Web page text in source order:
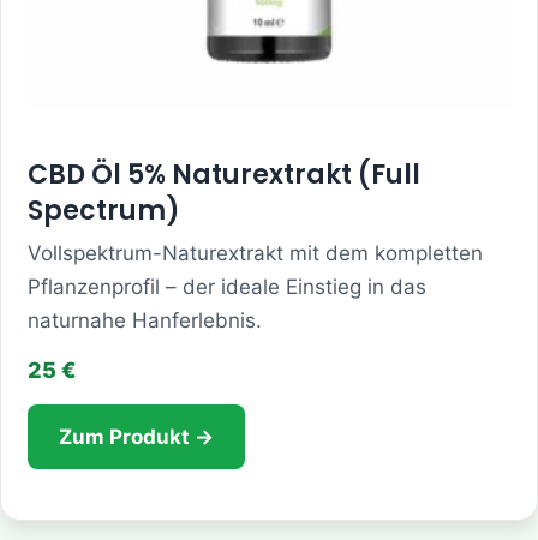
CBD Öl 5% Naturextrakt (Full
Spectrum)
Vollspektrum-Naturextrakt mit dem kompletten
Pflanzenprofil – der ideale Einstieg in das
naturnahe Hanferlebnis.
25 €
Zum Produkt →